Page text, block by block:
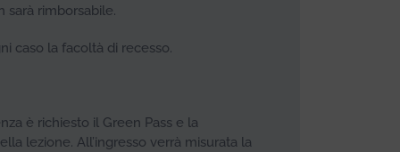
sarà rimborsabile.
caso la facoltà di recesso.
è richiesto il Green Pass e la
lezione. All’ingresso verrà misurata la